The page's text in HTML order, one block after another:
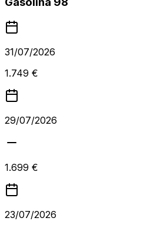
31/07/2026
1.749 €
29/07/2026
1.699 €
23/07/2026